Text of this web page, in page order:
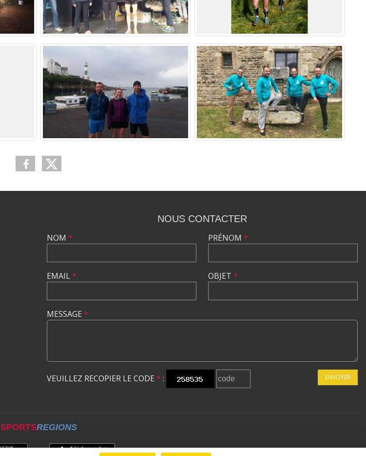
NOUS CONTACTER
NOM *
EMAIL*
PRÉNOM *
OBJET *
MESSAGE *
VEUILLEZ RECOPIER LE CODE * : ENVOYER
SPORTSREGIONS